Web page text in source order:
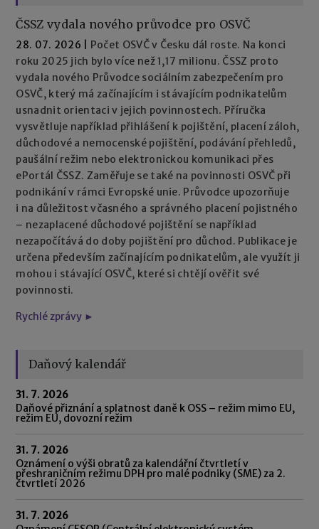
ČSSZ vydala nového průvodce pro OSVČ
28. 07. 2026
Počet OSVČ v Česku dál roste. Na konci
roku 2025 jich bylo více než 1,17 milionu. ČSSZ proto
vydala nového Průvodce sociálním zabezpečením pro
OSVČ, který má začínajícím i stávajícím podnikatelům
usnadnit orientaci v jejich povinnostech. Příručka
vysvětluje například přihlášení k pojištění, placení záloh,
důchodové a nemocenské pojištění, podávání přehledů,
paušální režim nebo elektronickou komunikaci přes
ePortál ČSSZ. Zaměřuje se také na povinnosti OSVČ při
podnikání v rámci Evropské unie. Průvodce upozorňuje
i na důležitost včasného a správného placení pojistného
– nezaplacené důchodové pojištění se například
nezapočítává do doby pojištění pro důchod. Publikace je
určena především začínajícím podnikatelům, ale využít ji
mohou i stávající OSVČ, které si chtějí ověřit své
povinnosti.
Rychlé zprávy ►
Daňový kalendář
31. 7. 2026
Daňové přiznání a splatnost daně k OSS – režim mimo EU,
režim EU, dovozní režim
31. 7. 2026
Oznámení o výši obratů za kalendářní čtvrtletí v
přeshraničním režimu DPH pro malé podniky (SME) za 2.
čtvrtletí 2026
31. 7. 2026